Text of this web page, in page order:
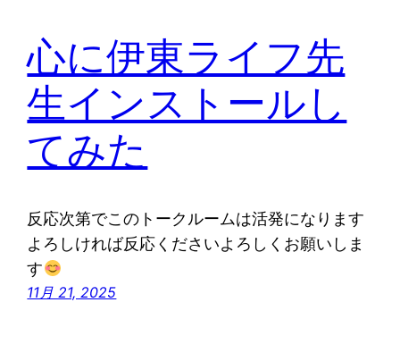
心に伊東ライフ先
生インストールし
てみた
反応次第でこのトークルームは活発になります
よろしければ反応くださいよろしくお願いしま
す
11月 21, 2025